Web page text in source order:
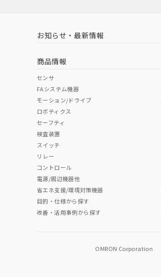
お知らせ・最新情報
商品情報
センサ
FAシステム機器
モーション/ドライブ
ロボティクス
セーフティ
検査装置
スイッチ
リレー
コントロール
電源/周辺機器他
省エネ支援/環境対策機器
目的・仕様から探す
改善・活用事例から探す
OMRON Corporation